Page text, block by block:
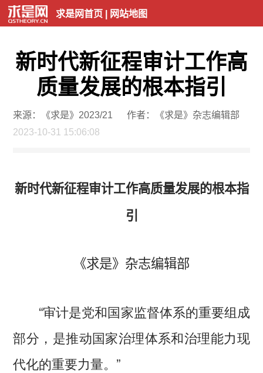
求是网首页| 网站地图
新时代新征程审计工作高
质量发展的根本指引
来源：《求是》2023/21
作者：《求是》杂志编辑部
2023-10-31 15:06:08
新时代新征程审计工作高质量发展的根本指
引
《求是》杂志编辑部
“审计是党和国家监督体系的重要组成
部分，是推动国家治理体系和治理能力现
代化的重要力量。”